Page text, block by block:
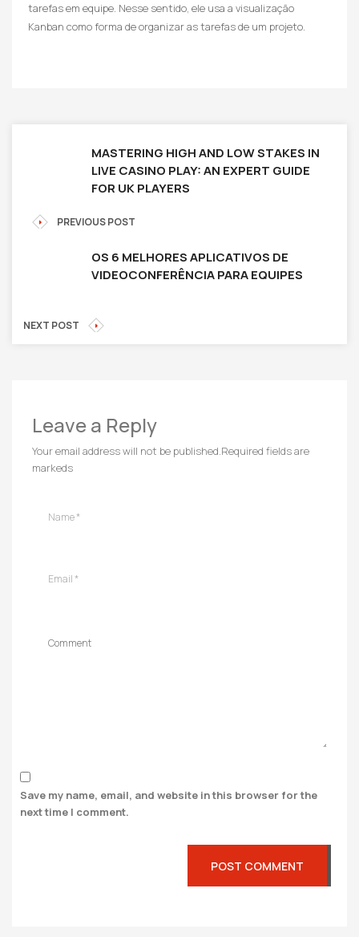
tarefas em equipe. Nesse sentido, ele usa a visualização
Kanban como forma de organizar as tarefas de um projeto.
MASTERING HIGH AND LOW STAKES IN
LIVE CASINO PLAY: AN EXPERT GUIDE
FOR UK PLAYERS
PREVIOUS POST
OS 6 MELHORES APLICATIVOS DE
VIDEOCONFERÊNCIA PARA EQUIPES
NEXT POST
Leave a Reply
Your email address will not be published.Required fields are
markeds
Save my name, email, and website in this browser for the
next time I comment.